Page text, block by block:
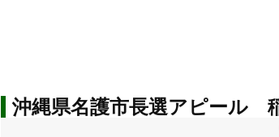
沖縄県名護市長選アピール